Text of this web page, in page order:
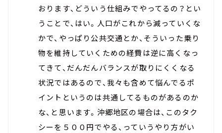
おります、どういう仕組みでやってるの？とい
うことで、はい。人口がこれから減っていくな
かで、やっぱり公共交通とか、そういった乗り
物を維持していくための経費は逆に高くなっ
てきて、だんだんバランスが取りにくくなる
状況ではあるので、我々も含めて悩んでるポ
イントというのは共通してるものがあるのか
な、と思います。沖郷地区の場合は、このタク
シーを５００円でやる、っていうやり方がい